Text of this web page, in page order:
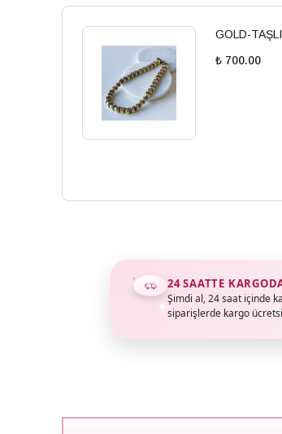
GOLD-
₺ 700.00
24 SAATTE
Şimdi al, 24 saat içinde
siparişlerde kargo